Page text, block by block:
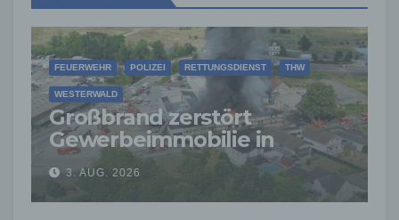
FEUERWEHR POLIZEI RETTUNGSDIENST THW
WESTERWALD
Großbrand zerstört
Gewerbeimmobilie in
Siershahn –
Millionenschaden
entstanden
3. AUG. 2026